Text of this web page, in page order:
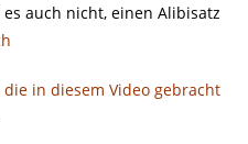
auch nicht, einen Alibisatz
in diesem Video gebracht